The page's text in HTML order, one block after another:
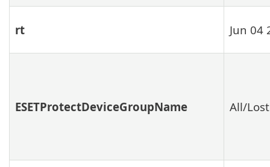
rt Jun 04
ESETProtectDeviceGroupName All/